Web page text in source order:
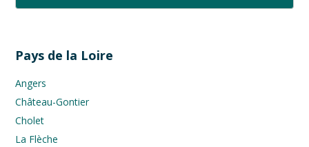
Pays de la Loire
Angers
Château-Gontier
Cholet
La Flèche